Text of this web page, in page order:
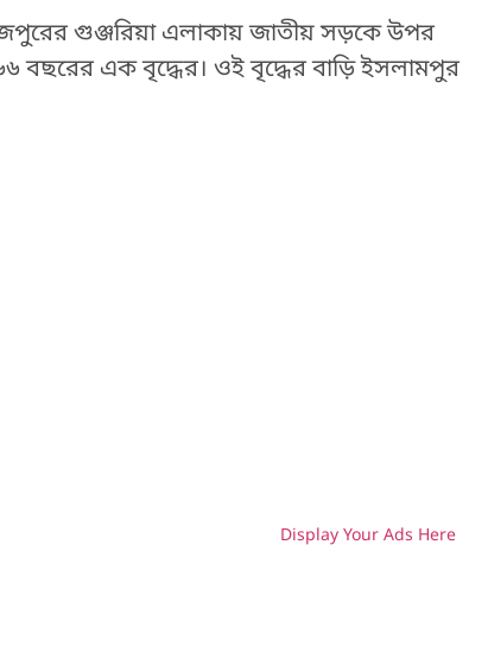
গুঞ্জরিয়া এলাকায় জাতীয় সড়কে উপর
বছরের এক বৃদ্ধের। ওই বৃদ্ধের বাড়ি ইসলামপুর
Display Your Ads Here